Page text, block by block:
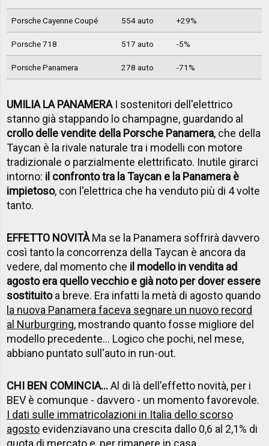
Porsche Cayenne Coupé 554 auto +29%
Porsche 718 517 auto -5%
Porsche Panamera 278 auto -71%
UMILIA LA PANAMERAI sostenitori dell'elettrico
stanno già stappando lo champagne, guardando al
crollo delle vendite della Porsche Panamera, che della
Taycan è la rivale naturale tra i modelli con motore
tradizionale o parzialmente elettrificato. Inutile girarci
intorno: il confronto tra la Taycan e la Panamera è
impietoso, con l'elettrica che ha venduto più di 4 volte
tanto.
EFFETTO NOVITÀMa se la Panamera soffrirà davvero
così tanto la concorrenza della Taycan è ancora da
vedere, dal momento che il modello in vendita ad
agosto era quello vecchio e già noto per dover essere
sostituitoa breve. Era infatti la metà di agosto quando
la nuova Panamera faceva segnare un nuovo record
al Nurburgring, mostrando quanto fosse migliore del
modello precedente... Logico che pochi, nel mese,
abbiano puntato sull'auto in run-out.
CHI BEN COMINCIA...Al di là dell'effetto novità, per i
BEV è comunque - davvero - un momento favorevole.
I dati sulle immatricolazioni in Italia dello scorso
agosto evidenziavano una crescita dallo 0,6 al 2,1% di